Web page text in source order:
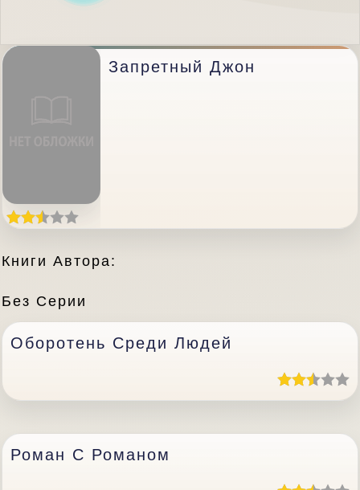
Запретный Джон
Книги Автора:
Без Серии
Оборотень Среди Людей
Роман С Романом